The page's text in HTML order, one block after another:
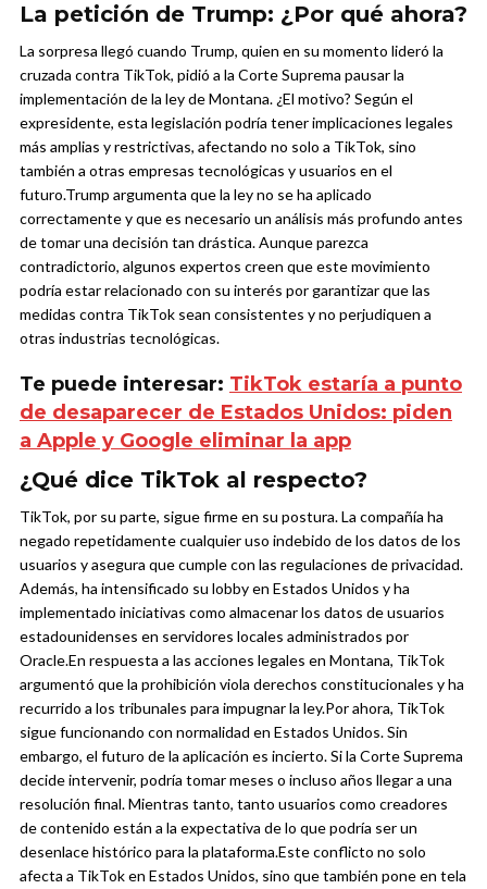
La petición de Trump: ¿Por qué ahora?
La sorpresa llegó cuando Trump, quien en su momento lideró la
cruzada contra TikTok, pidió a la Corte Suprema pausar la
implementación de la ley de Montana. ¿El motivo? Según el
expresidente, esta legislación podría tener implicaciones legales
más amplias y restrictivas, afectando no solo a TikTok, sino
también a otras empresas tecnológicas y usuarios en el
futuro.Trump argumenta que la ley no se ha aplicado
correctamente y que es necesario un análisis más profundo antes
de tomar una decisión tan drástica. Aunque parezca
contradictorio, algunos expertos creen que este movimiento
podría estar relacionado con su interés por garantizar que las
medidas contra TikTok sean consistentes y no perjudiquen a
otras industrias tecnológicas.
Te puede interesar: TikTok estaría a punto
de desaparecer de Estados Unidos: piden
a Apple y Google eliminar la app
¿Qué dice TikTok al respecto?
TikTok, por su parte, sigue firme en su postura. La compañía ha
negado repetidamente cualquier uso indebido de los datos de los
usuarios y asegura que cumple con las regulaciones de privacidad.
Además, ha intensificado su lobby en Estados Unidos y ha
implementado iniciativas como almacenar los datos de usuarios
estadounidenses en servidores locales administrados por
Oracle.En respuesta a las acciones legales en Montana, TikTok
argumentó que la prohibición viola derechos constitucionales y ha
recurrido a los tribunales para impugnar la ley.Por ahora, TikTok
sigue funcionando con normalidad en Estados Unidos. Sin
embargo, el futuro de la aplicación es incierto. Si la Corte Suprema
decide intervenir, podría tomar meses o incluso años llegar a una
resolución final. Mientras tanto, tanto usuarios como creadores
de contenido están a la expectativa de lo que podría ser un
desenlace histórico para la plataforma.Este conflicto no solo
afecta a TikTok en Estados Unidos, sino que también pone en tela